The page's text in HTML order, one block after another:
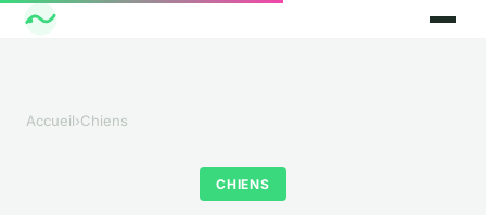
Accueil›Chiens
CHIENS